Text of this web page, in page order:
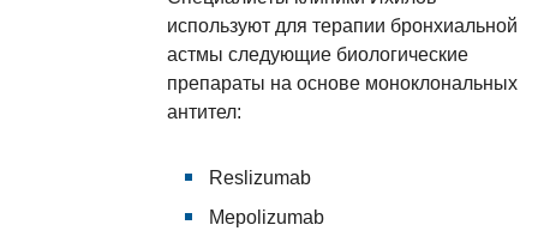
используют для терапии бронхиальной
астмы следующие биологические
препараты на основе моноклональных
антител:
Reslizumab
Mepolizumab